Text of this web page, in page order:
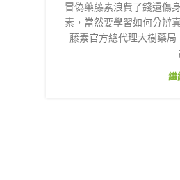
冒偽藥藤素浪費了錢還傷
素，當然要學習如何分辨
藤素官方總代理大樹藥
繼